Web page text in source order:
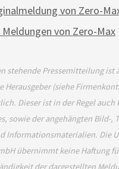
von Zero-
Meldungen von Zero-Max
stehende Pressemitteilung ist
Herausgeber (siehe
Dieser ist in der Regel auch
sowie der angehängten Bild-,
Informationsmaterialien. Die
übernimmt keine Haftung
der dargestellten